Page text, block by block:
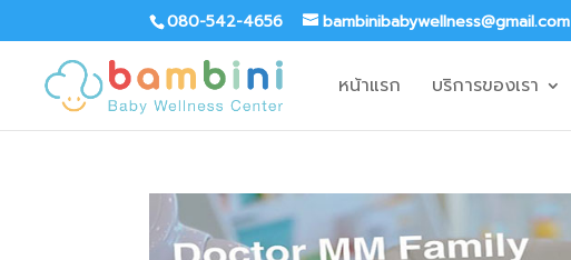
080-542-4656 bambinibabywellness@gmail.com
หน้าแรก บริการของเรา